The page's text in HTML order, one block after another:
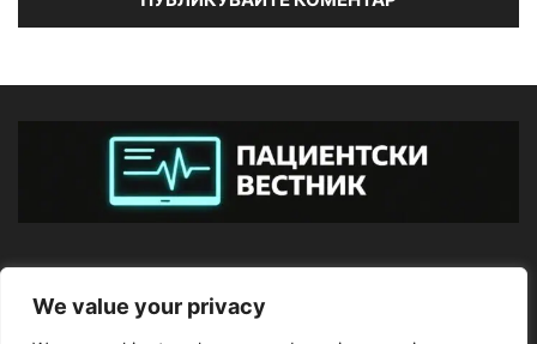
We value your privacy